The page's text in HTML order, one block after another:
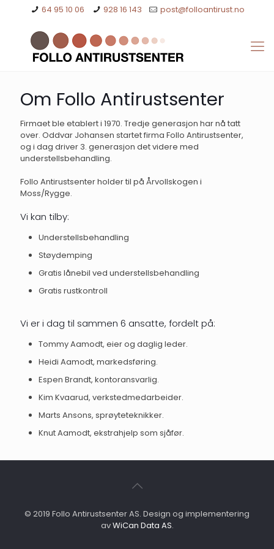
64 95 10 06 928 16 143 post@folloantirust.no
Om Follo Antirustsenter
Firmaet ble etablert i 1970. Tredje generasjon har nå tatt
over. Oddvar Johansen startet firma Follo Antirustsenter,
og i dag driver 3. generasjon det videre med
understellsbehandling.
Follo Antirustsenter holder til på Årvollskogen i
Moss/Rygge.
Vi kan tilby:
Understellsbehandling
Støydemping
Gratis lånebil ved understellsbehandling
Gratis rustkontroll
Vi er i dag til sammen 6 ansatte, fordelt på:
Tommy Aamodt, eier og daglig leder.
Heidi Aamodt, markedsføring.
Espen Brandt, kontoransvarlig.
Kim Kvaarud, verkstedmedarbeider.
Marts Ansons, sprøyteteknikker.
Knut Aamodt, ekstrahjelp som sjåfør.
© 2019 Follo Antirustsenter AS. Design og implementering
avWiCan Data AS.